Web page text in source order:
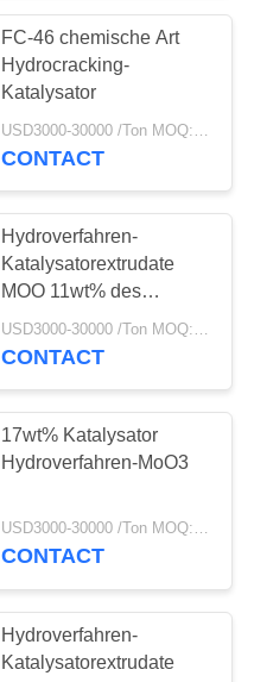
FC-46 chemische Art
Hydrocracking-
Katalysator
CONTACT
Hydroverfahren-
Katalysatorextrudate
MOO 11wt% des
Bereich-201S
USD3000-30000 /Ton MOQ:1 Kilogramm
CONTACT
17wt% Katalysator
Hydroverfahren-MoO3
USD3000-30000 /Ton MOQ:1 Kilogramm
CONTACT
Hydroverfahren-
Katalysatorextrudate